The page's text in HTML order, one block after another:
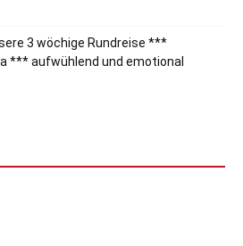
3 wöchige Rundreise ***
*** aufwühlend und emotional